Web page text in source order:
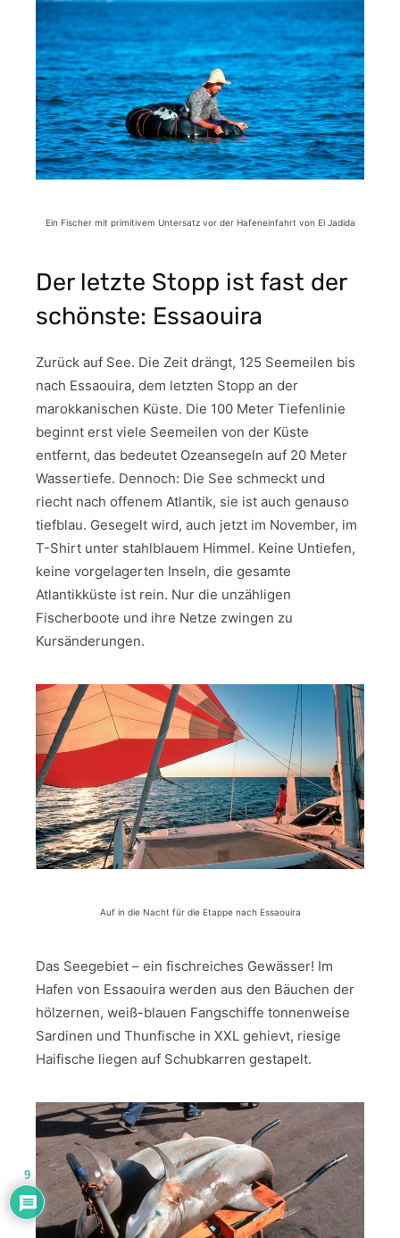
Ein Fischer mit primitivem Untersatz vor der Hafeneinfahrt von El Jadida
Der letzte Stopp ist fast der
schönste: Essaouira
Zurück auf See. Die Zeit drängt, 125 Seemeilen bis
nach Essaouira, dem letzten Stopp an der
marokkanischen Küste. Die 100 Meter Tiefenlinie
beginnt erst viele Seemeilen von der Küste
entfernt, das bedeutet Ozeansegeln auf 20 Meter
Wassertiefe. Dennoch: Die See schmeckt und
riecht nach offenem Atlantik, sie ist auch genauso
tiefblau. Gesegelt wird, auch jetzt im November, im
T-Shirt unter stahlblauem Himmel. Keine Untiefen,
keine vorgelagerten Inseln, die gesamte
Atlantikküste ist rein. Nur die unzähligen
Fischerboote und ihre Netze zwingen zu
Kursänderungen.
Auf in die Nacht für die Etappe nach Essaouira
Das Seegebiet – ein fischreiches Gewässer! Im
Hafen von Essaouira werden aus den Bäuchen der
hölzernen, weiß-blauen Fangschiffe tonnenweise
Sardinen und Thunfische in XXL gehievt, riesige
Haifische liegen auf Schubkarren gestapelt.
9